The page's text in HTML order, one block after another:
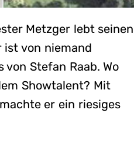
Metzger lebt seinen
ist von niemand
von Stefan Raab. Wo
Showtalent? Mit
er ein riesiges